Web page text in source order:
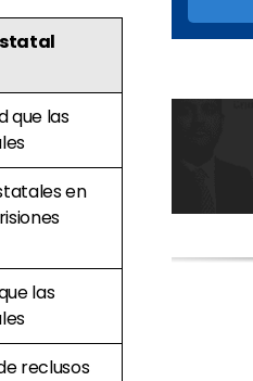
que las
en
las
reclusos